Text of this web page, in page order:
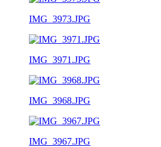
IMG_3973.JPG
IMG_3971.JPG
IMG_3968.JPG
IMG_3967.JPG